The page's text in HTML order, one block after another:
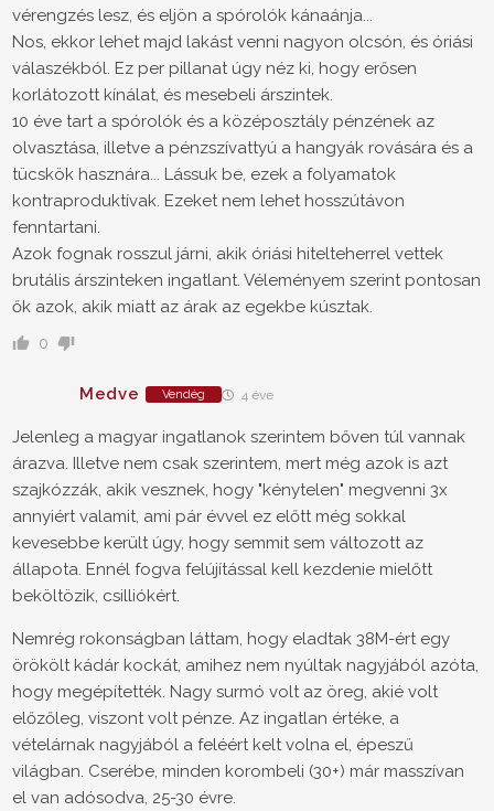
vérengzés lesz, és eljön a spórolók kánaánja...
Nos, ekkor lehet majd lakást venni nagyon olcsón, és óriási
válaszékból. Ez per pillanat úgy néz ki, hogy erősen
korlátozott kínálat, és mesebeli árszintek.
10 éve tart a spórolók és a középosztály pénzének az
olvasztása, illetve a pénzszívattyú a hangyák rovására és a
tücskök hasznára... Lássuk be, ezek a folyamatok
kontraproduktívak. Ezeket nem lehet hosszútávon
fenntartani.
Azok fognak rosszul járni, akik óriási hitelteherrel vettek
brutális árszinteken ingatlant. Véleményem szerint pontosan
ők azok, akik miatt az árak az egekbe kúsztak.
0
Medve Vendég 4 éve
Jelenleg a magyar ingatlanok szerintem bőven túl vannak
árazva. Illetve nem csak szerintem, mert még azok is azt
szajkózzák, akik vesznek, hogy "kénytelen" megvenni 3x
annyiért valamit, ami pár évvel ez előtt még sokkal
kevesebbe került úgy, hogy semmit sem változott az
állapota. Ennél fogva felújítással kell kezdenie mielőtt
beköltözik, csilliókért.
Nemrég rokonságban láttam, hogy eladtak 38M-ért egy
örökölt kádár kockát, amihez nem nyúltak nagyjából azóta,
hogy megépítették. Nagy surmó volt az öreg, akié volt
előzőleg, viszont volt pénze. Az ingatlan értéke, a
vételárnak nagyjából a feléért kelt volna el, épeszű
világban. Cserébe, minden korombeli (30+) már masszívan
el van adósodva, 25-30 évre.